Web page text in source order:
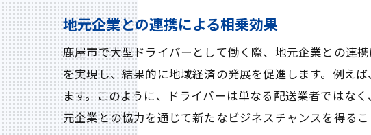
鹿屋市
季節の
地元企業との連携による相乗効果
鹿屋市で大型ドライバーとして働く際、地元企業との連
を実現し、結果的に地域経済の発展を促進します。例え
ます。このように、ドライバーは単なる配送業者ではな
元企業との協力を通じて新たなビジネスチャンスを得る